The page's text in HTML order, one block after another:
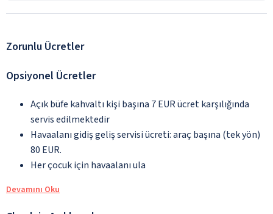
Zorunlu Ücretler
Opsiyonel Ücretler
Açık büfe kahvaltı kişi başına 7 EUR ücret karşılığında
servis edilmektedir
Havaalanı gidiş geliş servisi ücreti: araç başına (tek yön)
80 EUR.
Her çocuk için havaalanı ula
Devamını Oku